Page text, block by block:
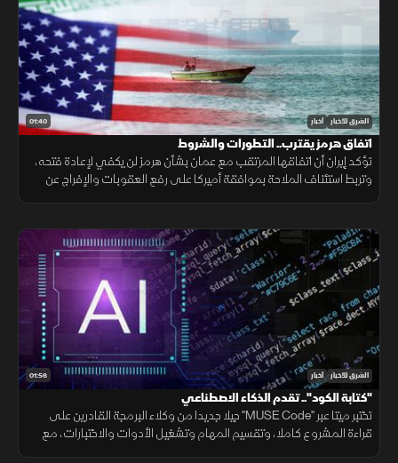
01:40 الشرق للأخبار أخبار
اتفاق هرمز يقترب.. التطورات والشروط
تؤكد إيران أن اتفاقها المرتقب مع عمان بشأن هرمز لن يكفي لإعادة فتحه،
وتربط استئناف الملاحة بموافقة أميركا على رفع العقوبات والإفراج عن
01:56 الشرق للأخبار أخبار
"كتابة الكود".. تقدم الذكاء الاصطناعي
تختبر ميتا عبر "MUSE Code" جيلا جديدا من وكلاء البرمجة القادرين على
قراءة المشروع كاملا، وتقسيم المهام وتشغيل الأدوات والاختبارات، مع